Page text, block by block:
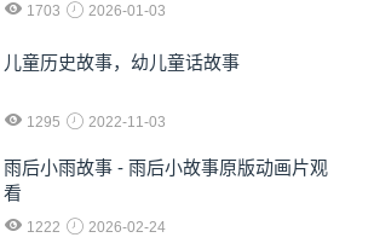
1703 2026-01-03
儿童历史故事，幼儿童话故事
1295 2022-11-03
雨后小雨故事 - 雨后小故事原版动画片观
看
1222 2026-02-24